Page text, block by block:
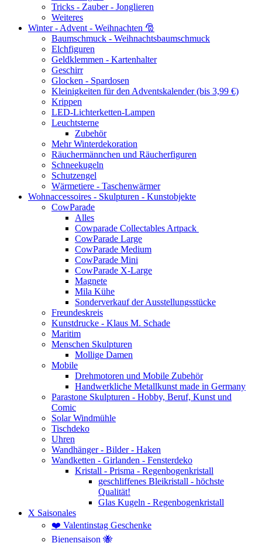
Tricks - Zauber - Jonglieren
Weiteres
Winter - Advent - Weihnachten 🎅
Baumschmuck - Weihnachtsbaumschmuck
Elchfiguren
Geldklemmen - Kartenhalter
Geschirr
Glocken - Spardosen
Kleinigkeiten für den Adventskalender (bis 3,99 €)
Krippen
LED-Lichterketten-Lampen
Leuchtsterne
Zubehör
Mehr Winterdekoration
Räuchermännchen und Räucherfiguren
Schneekugeln
Schutzengel
Wärmetiere - Taschenwärmer
Wohnaccessoires - Skulpturen - Kunstobjekte
CowParade
Alles
Cowparade Collectables Artpack
CowParade Large
CowParade Medium
CowParade Mini
CowParade X-Large
Magnete
Mila Kühe
Sonderverkauf der Ausstellungsstücke
Freundeskreis
Kunstdrucke - Klaus M. Schade
Maritim
Menschen Skulpturen
Mollige Damen
Mobile
Drehmotoren und Mobile Zubehör
Handwerkliche Metallkunst made in Germany
Parastone Skulpturen - Hobby, Beruf, Kunst und
Comic
Solar Windmühle
Tischdeko
Uhren
Wandhänger - Bilder - Haken
Wandketten - Girlanden - Fensterdeko
Kristall - Prisma - Regenbogenkristall
geschliffenes Bleikristall - höchste
Qualität!
Glas Kugeln - Regenbogenkristall
X Saisonales
❤️ Valentinstag Geschenke
Bienensaison 🐝